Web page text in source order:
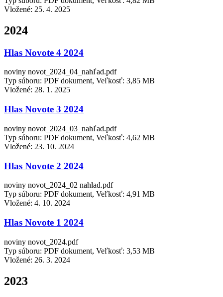
Vložené: 25. 4. 2025
2024
Hlas Novote 4 2024
noviny novot_2024_04_nahľad.pdf
Typ súboru: PDF dokument, Veľkosť: 3,85 MB
Vložené: 28. 1. 2025
Hlas Novote 3 2024
noviny novot_2024_03_nahľad.pdf
Typ súboru: PDF dokument, Veľkosť: 4,62 MB
Vložené: 23. 10. 2024
Hlas Novote 2 2024
noviny novot_2024_02 nahlad.pdf
Typ súboru: PDF dokument, Veľkosť: 4,91 MB
Vložené: 4. 10. 2024
Hlas Novote 1 2024
noviny novot_2024.pdf
Typ súboru: PDF dokument, Veľkosť: 3,53 MB
Vložené: 26. 3. 2024
2023